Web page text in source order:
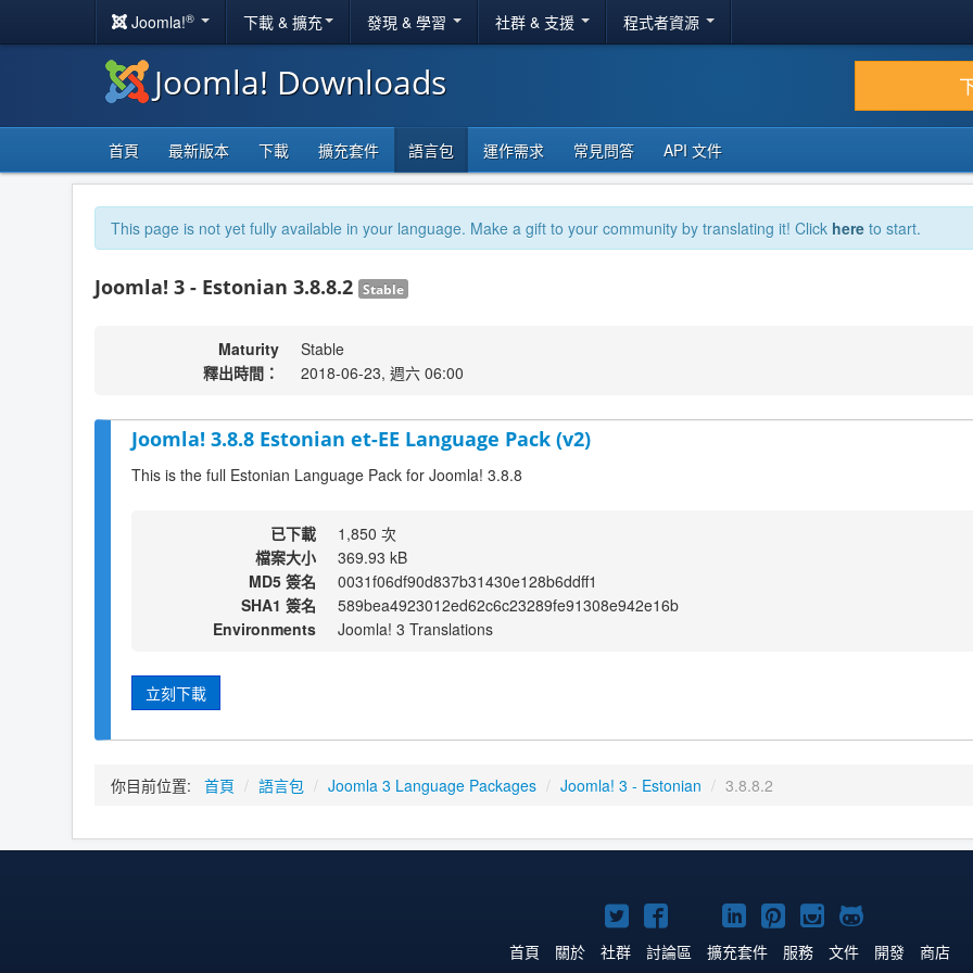
Joomla!® 下載 & 擴充 發現 & 學習 社群 & 支援 程式者資源
Joomla! Downloads
首頁 最新版本 下載 擴充套件 語言包 運作需求 常見問答 API 文件
This page is not yet fully available in your language. Make a gift to your community by translating it! Click here to start.
Joomla! 3 - Estonian 3.8.8.2 Stable
Maturity
Stable
釋出時間：
2018-06-23, 週六 06:00
Joomla! 3.8.8 Estonian et-EE Language Pack (v2)
This is the full Estonian Language Pack for Joomla! 3.8.8
已下載
1,850 次
檔案大小
369.93 kB
MD5 簽名
0031f06df90d837b31430e128b6ddff1
SHA1 簽名
589bea4923012ed62c6c23289fe91308e942e16b
Environments
Joomla! 3 Translations
立刻下載
你目前位置: 首頁 / 語言包 / Joomla 3 Language Packages / Joomla! 3 - Estonian / 3.8.8.2
Twitter
上
Facebook
上
YouTube
上
Linkedln
上
Pinterest
上
Instagram
上
GitHub
上
首頁 關於 社群 討論區 擴充套件 服務 文件 開發 商店